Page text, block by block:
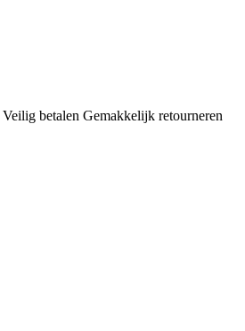
Veilig betalen Gemakkelijk retourneren